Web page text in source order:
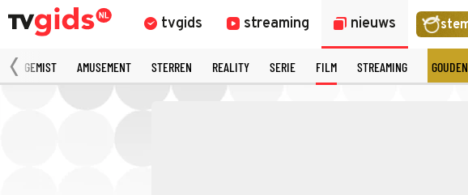
tvgids streaming nieuws
GEMIST AMUSEMENT STERREN REALITY SERIE FILM STREAMING